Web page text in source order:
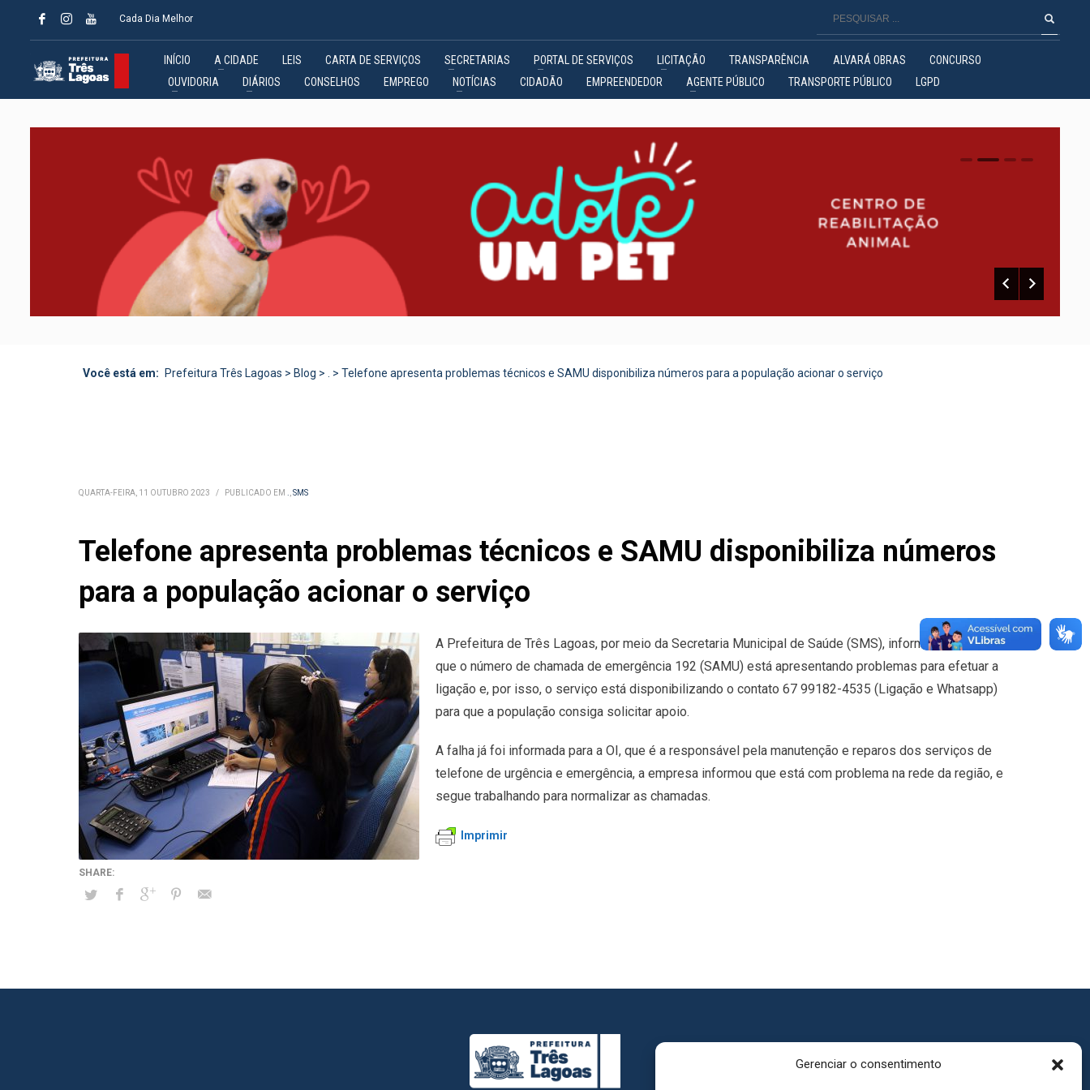
Gerenciar o consentimento
Cada Dia Melhor
INÍCIO A CIDADE LEIS CARTA DE SERVIÇOS SECRETARIAS PORTAL DE SERVIÇOS LICITAÇÃO TRANSPARÊNCIA ALVARÁ OBRAS
CONCURSO
OUVIDORIA
DIÁRIOS CONSELHOS EMPREGO NOTÍCIAS CIDADÃO EMPREENDEDOR AGENTE PÚBLICO TRANSPORTE PÚBLICO LGPD
0 1 2
Você está em: Prefeitura Três Lagoas > Blog > . > Telefone apresenta problemas técnicos e SAMU disponibiliza números para a população acionar o serviço
QUARTA-FEIRA, 11 OUTUBRO 2023 / PUBLICADO EM .,SMS
Telefone apresenta problemas técnicos e SAMU disponibiliza números
para a população acionar o serviço
A Prefeitura de Três Lagoas, por meio da Secretaria Municipal de Saúde (SMS), informa à população
que o número de chamada de emergência 192 (SAMU) está apresentando problemas para efetuar a
ligação e, por isso, o serviço está disponibilizando o contato 67 99182-4535 (Ligação e Whatsapp)
para que a população consiga solicitar apoio.
A falha já foi informada para a OI, que é a responsável pela manutenção e reparos dos serviços de
telefone de urgência e emergência, a empresa informou que está com problema na rede da região, e
segue trabalhando para normalizar as chamadas.
Imprimir